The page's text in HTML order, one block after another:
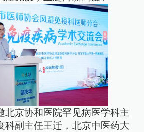
北京协和医院罕见病医学科主
科副主任王迁，北京中医药大